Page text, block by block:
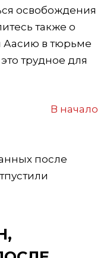
освобождения
также о
Аасию в тюрьме
трудное для
В начало